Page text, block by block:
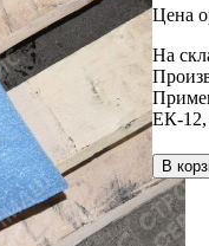
Цена
На
ЕК-12
В